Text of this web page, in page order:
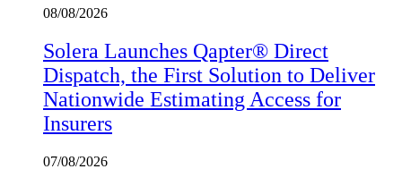
08/08/2026
Solera Launches Qapter® Direct
Dispatch, the First Solution to Deliver
Nationwide Estimating Access for
Insurers
07/08/2026